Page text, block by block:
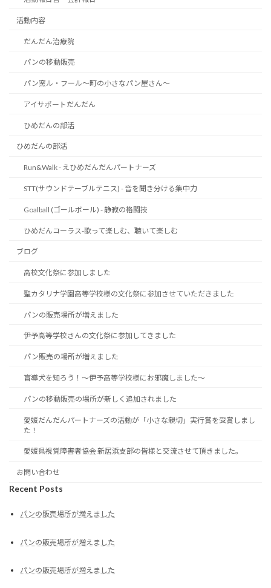
活動内容
だんだん治療院
パンの移動販売
パン窯ル・フール～町の小さなパン屋さん～
アイサポートだんだん
ひめだんの部活
ひめだんの部活
Run&Walk - えひめだんだんパートナーズ
STT(サウンドテーブルテニス) - 音を聞き分ける集中力
Goalball (ゴールボール) - 静寂の格闘技
ひめだんコーラス-歌って楽しむ、聴いて楽しむ
ブログ
高校文化祭に参加しました
聖カタリナ学園高等学校様の文化祭に参加させていただきました
パンの販売場所が増えました
伊予高等学校さんの文化祭に参加してきました
パン販売の場所が増えました
盲導犬を知ろう！～伊予高等学校様にお邪魔しました～
パンの移動販売の場所が新しく追加されました
愛媛だんだんパートナーズの活動が「小さな親切」実行賞を受賞しまし
た！
愛媛県視覚障害者協会 新居浜支部の皆様と交流させて頂きました。
お問い合わせ
Recent Posts
パンの販売場所が増えました
パンの販売場所が増えました
パンの販売場所が増えました